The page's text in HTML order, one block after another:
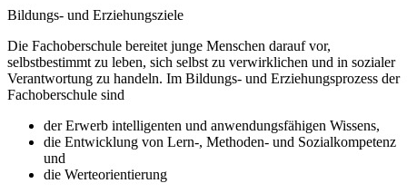
Bildungs- und Erziehungsziele
Die Fachoberschule bereitet junge Menschen darauf vor,
selbstbestimmt zu leben, sich selbst zu verwirklichen und in sozialer
Verantwortung zu handeln. Im Bildungs- und Erziehungsprozess der
Fachoberschule sind
der Erwerb intelligenten und anwendungsfähigen Wissens,
die Entwicklung von Lern-, Methoden- und Sozialkompetenz
und
die Werteorientierung